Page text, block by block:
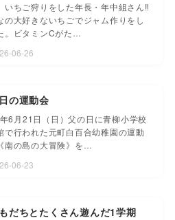
いちご狩りをした年長・年中組さん‼️
の大好きないちごでジャム作りをし
。ビタミンCがた…
06-26
の運動会
6月21日（日）父の日に青柳小学校
で行われた元町白百合幼稚園の運動
南の島の大冒険》を…
06-23
だちとたくさん遊んだ1学期